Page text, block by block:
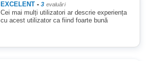
EXCELENT - 3 evaluări
Cei mai mulți utilizatori ar descrie experiența
cu acest utilizator ca fiind foarte bună